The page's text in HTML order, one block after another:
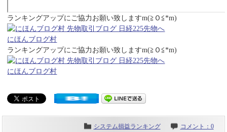
ランキングアップにご協力お願い致しますm(≧Ｏ≦*m)
にほんブログ村
ランキングアップにご協力お願い致しますm(≧Ｏ≦*m)
にほんブログ村
システム損益ランキング コメント：0